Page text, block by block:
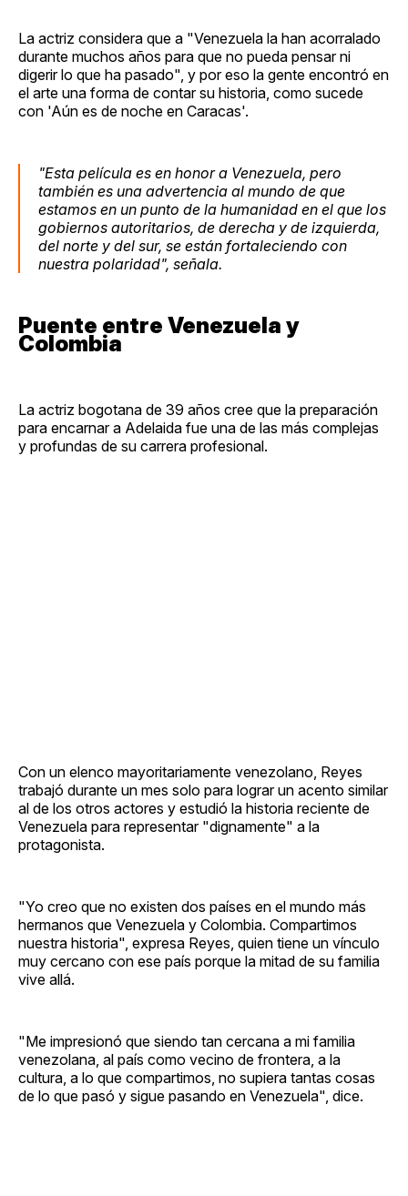
La actriz considera que a "Venezuela la han acorralado
durante muchos años para que no pueda pensar ni
digerir lo que ha pasado", y por eso la gente encontró en
el arte una forma de contar su historia, como sucede
con 'Aún es de noche en Caracas'.
"Esta película es en honor a Venezuela, pero
también es una advertencia al mundo de que
estamos en un punto de la humanidad en el que los
gobiernos autoritarios, de derecha y de izquierda,
del norte y del sur, se están fortaleciendo con
nuestra polaridad", señala.
Puente entre Venezuela y
Colombia
La actriz bogotana de 39 años cree que la preparación
para encarnar a Adelaida fue una de las más complejas
y profundas de su carrera profesional.
Con un elenco mayoritariamente venezolano, Reyes
trabajó durante un mes solo para lograr un acento similar
al de los otros actores y estudió la historia reciente de
Venezuela para representar "dignamente" a la
protagonista.
"Yo creo que no existen dos países en el mundo más
hermanos que Venezuela y Colombia. Compartimos
nuestra historia", expresa Reyes, quien tiene un vínculo
muy cercano con ese país porque la mitad de su familia
vive allá.
"Me impresionó que siendo tan cercana a mi familia
venezolana, al país como vecino de frontera, a la
cultura, a lo que compartimos, no supiera tantas cosas
de lo que pasó y sigue pasando en Venezuela", dice.